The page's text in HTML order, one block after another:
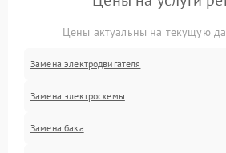
Цены актуальны на текущую
Замена электродвигателя
Замена электросхемы
Замена бака